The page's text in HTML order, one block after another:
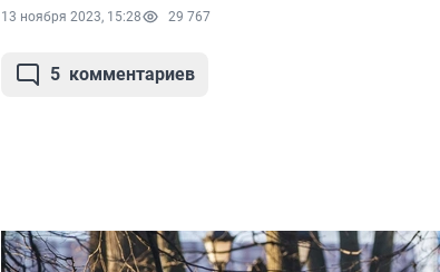
13 ноября 2023, 15:28 29 767
5 комментариев